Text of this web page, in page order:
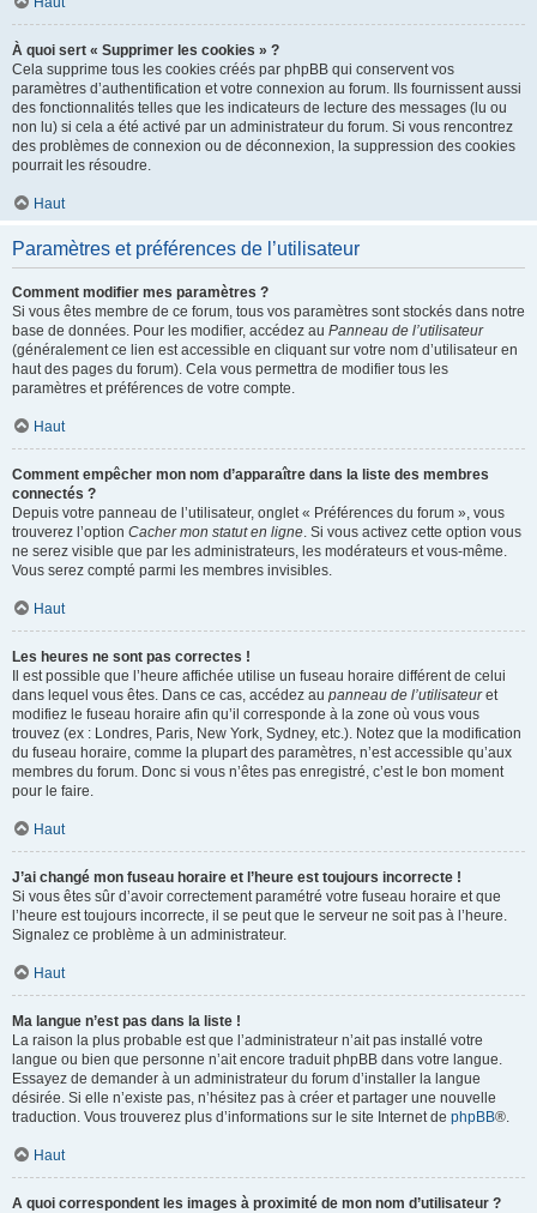
À quoi sert « Supprimer les cookies » ?
Cela supprime tous les cookies créés par phpBB qui conservent vos
paramètres d’authentification et votre connexion au forum. Ils fournissent aussi
des fonctionnalités telles que les indicateurs de lecture des messages (lu ou
non lu) si cela a été activé par un administrateur du forum. Si vous rencontrez
des problèmes de connexion ou de déconnexion, la suppression des cookies
pourrait les résoudre.
Haut
Paramètres et préférences de l’utilisateur
Comment modifier mes paramètres ?
Si vous êtes membre de ce forum, tous vos paramètres sont stockés dans notre
base de données. Pour les modifier, accédez au Panneau de l’utilisateur
(généralement ce lien est accessible en cliquant sur votre nom d’utilisateur en
haut des pages du forum). Cela vous permettra de modifier tous les
paramètres et préférences de votre compte.
Haut
Comment empêcher mon nom d’apparaître dans la liste des membres
connectés ?
Depuis votre panneau de l’utilisateur, onglet « Préférences du forum », vous
trouverez l’option Cacher mon statut en ligne. Si vous activez cette option vous
ne serez visible que par les administrateurs, les modérateurs et vous-même.
Vous serez compté parmi les membres invisibles.
Haut
Les heures ne sont pas correctes !
Il est possible que l’heure affichée utilise un fuseau horaire différent de celui
dans lequel vous êtes. Dans ce cas, accédez au panneau de l’utilisateuret
modifiez le fuseau horaire afin qu’il corresponde à la zone où vous vous
trouvez (ex : Londres, Paris, New York, Sydney, etc.). Notez que la modification
du fuseau horaire, comme la plupart des paramètres, n’est accessible qu’aux
membres du forum. Donc si vous n’êtes pas enregistré, c’est le bon moment
pour le faire.
Haut
J’ai changé mon fuseau horaire et l’heure est toujours incorrecte !
Si vous êtes sûr d’avoir correctement paramétré votre fuseau horaire et que
l’heure est toujours incorrecte, il se peut que le serveur ne soit pas à l’heure.
Signalez ce problème à un administrateur.
Haut
Ma langue n’est pas dans la liste !
La raison la plus probable est que l’administrateur n’ait pas installé votre
langue ou bien que personne n’ait encore traduit phpBB dans votre langue.
Essayez de demander à un administrateur du forum d’installer la langue
désirée. Si elle n’existe pas, n’hésitez pas à créer et partager une nouvelle
traduction. Vous trouverez plus d’informations sur le site Internet de phpBB®.
Haut
A quoi correspondent les images à proximité de mon nom d’utilisateur ?